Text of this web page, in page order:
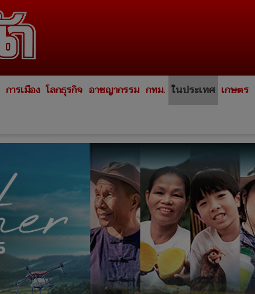
การเมือง โลกธุรกิจ อาชญากรรม กทม. ในประเทศ เกษตร